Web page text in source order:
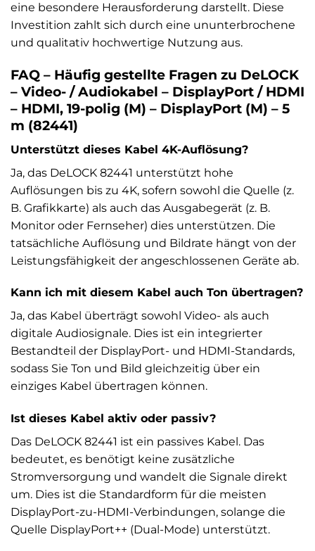
eine besondere Herausforderung darstellt. Diese
Investition zahlt sich durch eine ununterbrochene
und qualitativ hochwertige Nutzung aus.
FAQ – Häufig gestellte Fragen zu DeLOCK
– Video- / Audiokabel – DisplayPort / HDMI
– HDMI, 19-polig (M) – DisplayPort (M) – 5
m (82441)
Unterstützt dieses Kabel 4K-Auflösung?
Ja, das DeLOCK 82441 unterstützt hohe
Auflösungen bis zu 4K, sofern sowohl die Quelle (z.
B. Grafikkarte) als auch das Ausgabegerät (z. B.
Monitor oder Fernseher) dies unterstützen. Die
tatsächliche Auflösung und Bildrate hängt von der
Leistungsfähigkeit der angeschlossenen Geräte ab.
Kann ich mit diesem Kabel auch Ton übertragen?
Ja, das Kabel überträgt sowohl Video- als auch
digitale Audiosignale. Dies ist ein integrierter
Bestandteil der DisplayPort- und HDMI-Standards,
sodass Sie Ton und Bild gleichzeitig über ein
einziges Kabel übertragen können.
Ist dieses Kabel aktiv oder passiv?
Das DeLOCK 82441 ist ein passives Kabel. Das
bedeutet, es benötigt keine zusätzliche
Stromversorgung und wandelt die Signale direkt
um. Dies ist die Standardform für die meisten
DisplayPort-zu-HDMI-Verbindungen, solange die
Quelle DisplayPort++ (Dual-Mode) unterstützt.